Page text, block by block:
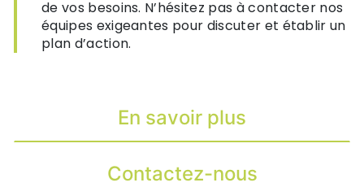
de vos besoins. N’hésitez pas à contacter nos
équipes exigeantes pour discuter et établir un
plan d’action.
En savoir plus
Contactez-nous